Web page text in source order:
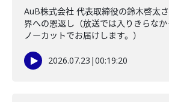
AuB株式会社 代表取締役の鈴木啓太
界への恩返し（放送では入りきらなか
ノーカットでお届けします。）
2026.07.23 |00:19:20